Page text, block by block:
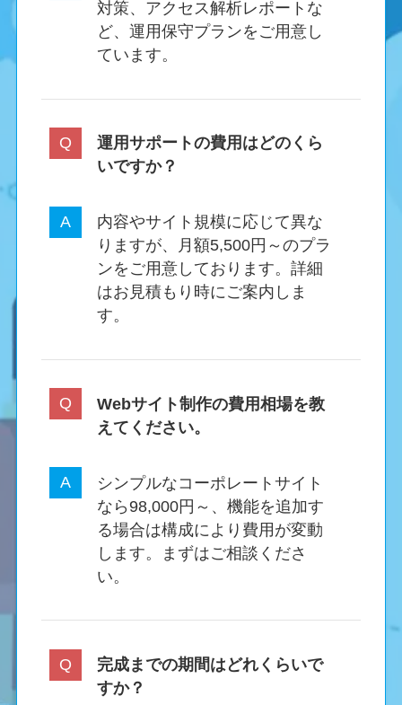
対策、アクセス解析レポートな
ど、運用保守プランをご用意し
ています。
運用サポートの費用はどのくら
いですか？
内容やサイト規模に応じて異な
りますが、月額5,500円～のプラ
ンをご用意しております。詳細
はお見積もり時にご案内しま
す。
Webサイト制作の費用相場を教
えてください。
シンプルなコーポレートサイト
なら98,000円～、機能を追加す
る場合は構成により費用が変動
します。まずはご相談くださ
い。
完成までの期間はどれくらいで
すか？